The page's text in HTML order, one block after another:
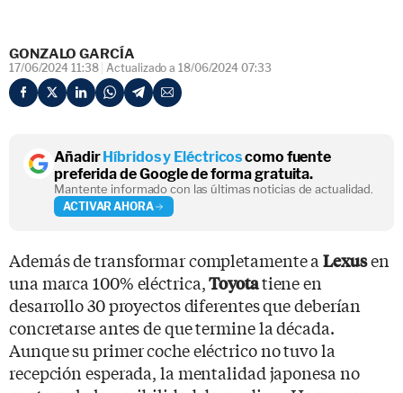
GONZALO GARCÍA
17/06/2024 11:38 Actualizado a 18/06/2024 07:33
AñadirHíbridos y Eléctricoscomo fuente
preferida de Google de forma gratuita.
Mantente informado con las últimas noticias de actualidad.
ACTIVAR AHORA
Además de transformar completamente aLexusen
una marca 100% eléctrica,Toyotatiene en
desarrollo 30 proyectos diferentes que deberían
concretarse antes de que termine la década.
Aunque su primer coche eléctrico no tuvo la
recepción esperada, la mentalidad japonesa no